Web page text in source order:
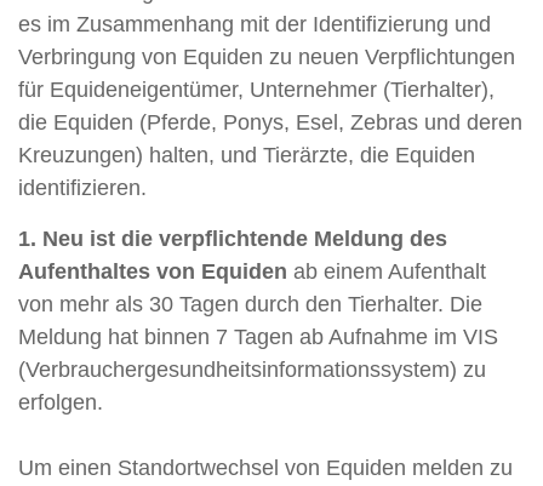
es im Zusammenhang mit der Identifizierung und
Verbringung von Equiden zu neuen Verpflichtungen
für Equideneigentümer, Unternehmer (Tierhalter),
die Equiden (Pferde, Ponys, Esel, Zebras und deren
Kreuzungen) halten, und Tierärzte, die Equiden
identifizieren.
1. Neu ist die verpflichtende Meldung des
Aufenthaltes von Equiden ab einem Aufenthalt
von mehr als 30 Tagen durch den Tierhalter. Die
Meldung hat binnen 7 Tagen ab Aufnahme im VIS
(Verbrauchergesundheitsinformationssystem) zu
erfolgen.
Um einen Standortwechsel von Equiden melden zu